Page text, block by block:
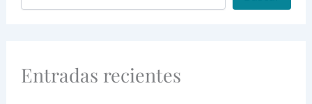
Entradas recientes